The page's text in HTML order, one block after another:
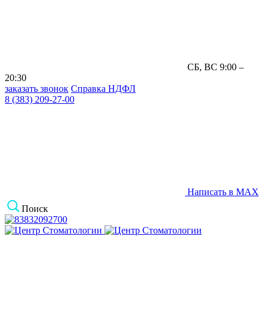
СБ, ВС 9:00 –
20:30
заказать звонок Справка НДФЛ
8 (383) 209-27-00
Написать в MAX
Поиск